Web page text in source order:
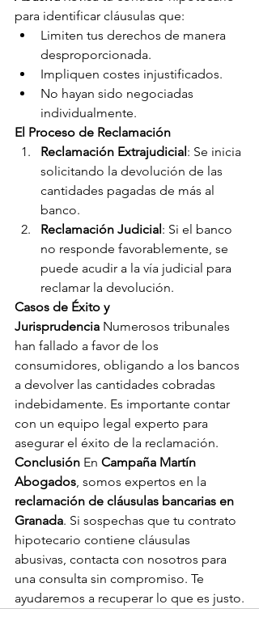
para identificar cláusulas que:
Limiten tus derechos de manera
desproporcionada.
Impliquen costes injustificados.
No hayan sido negociadas
individualmente.
El Proceso de Reclamación
Reclamación Extrajudicial: Se inicia
solicitando la devolución de las
cantidades pagadas de más al
banco.
Reclamación Judicial: Si el banco
no responde favorablemente, se
puede acudir a la vía judicial para
reclamar la devolución.
Casos de Éxito y
Jurisprudencia Numerosos tribunales
han fallado a favor de los
consumidores, obligando a los bancos
a devolver las cantidades cobradas
indebidamente. Es importante contar
con un equipo legal experto para
asegurar el éxito de la reclamación.
Conclusión En Campaña Martín
Abogados, somos expertos en la
reclamación de cláusulas bancarias en
Granada. Si sospechas que tu contrato
hipotecario contiene cláusulas
abusivas, contacta con nosotros para
una consulta sin compromiso. Te
ayudaremos a recuperar lo que es justo.